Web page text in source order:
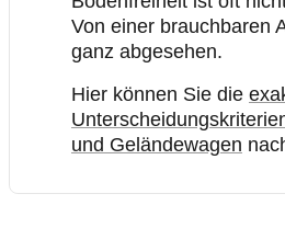
Von einer brauchbaren
ganz abgesehen.
Hier können Sie die
und Geländewagen